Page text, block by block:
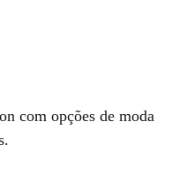
com opções de moda